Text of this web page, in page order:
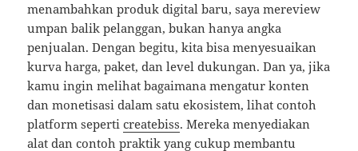
menambahkan produk digital baru, saya mereview
umpan balik pelanggan, bukan hanya angka
penjualan. Dengan begitu, kita bisa menyesuaikan
kurva harga, paket, dan level dukungan. Dan ya, jika
kamu ingin melihat bagaimana mengatur konten
dan monetisasi dalam satu ekosistem, lihat contoh
platform seperticreatebiss. Mereka menyediakan
alat dan contoh praktik yang cukup membantu